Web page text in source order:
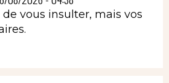
vous insulter, mais vos